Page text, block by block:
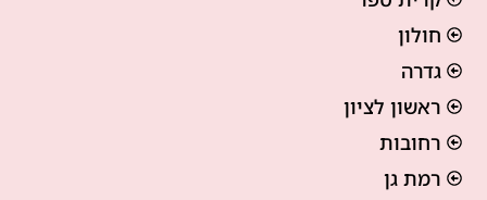
חולון
גדרה
ראשון לציון
רחובות
רמת גן